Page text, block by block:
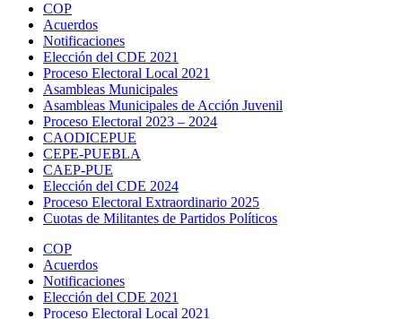
COP
Acuerdos
Notificaciones
Elección del CDE 2021
Proceso Electoral Local 2021
Asambleas Municipales
Asambleas Municipales de Acción Juvenil
Proceso Electoral 2023 – 2024
CAODICEPUE
CEPE-PUEBLA
CAEP-PUE
Elección del CDE 2024
Proceso Electoral Extraordinario 2025
Cuotas de Militantes de Partidos Políticos
COP
Acuerdos
Notificaciones
Elección del CDE 2021
Proceso Electoral Local 2021